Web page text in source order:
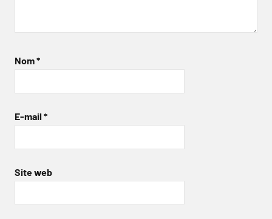
Nom*
E-mail *
Site web